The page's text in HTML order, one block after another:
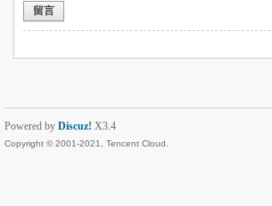
留言
Powered by Discuz! X3.4
Copyright © 2001-2021, Tencent Cloud.